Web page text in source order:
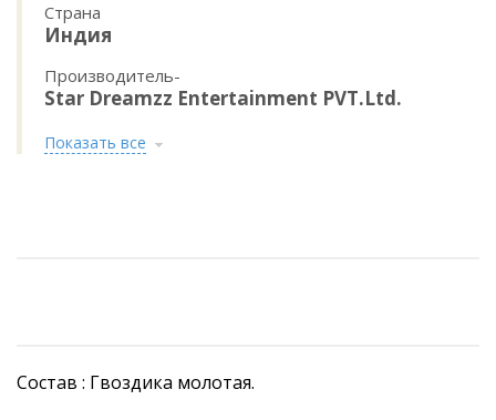
Страна
Индия
Производитель-
Star Dreamzz Entertainment PVT.Ltd.
Показать все
Состав : Гвоздика молотая.